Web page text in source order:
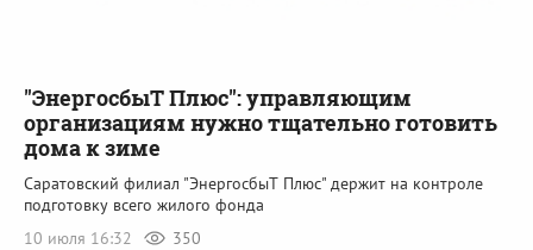
"ЭнергосбыТ Плюс": управляющим
организациям нужно тщательно готовить
дома к зиме
Саратовский филиал "ЭнергосбыТ Плюс" держит на контроле
подготовку всего жилого фонда
10 июля 16:32
350